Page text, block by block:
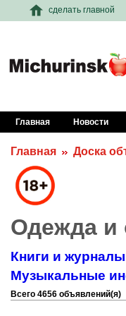
сделать главной
Главная Новости
Главная Доска
Одежда и
Книги и журналы
Музыкальные
Всего 4656 объявлений(я)